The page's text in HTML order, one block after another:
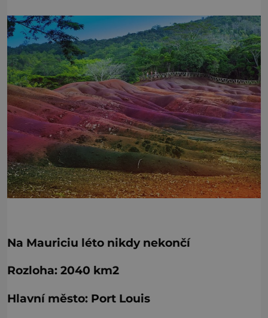
Na Mauriciu léto nikdy nekončí
Rozloha: 2040 km2
Hlavní město: Port Louis